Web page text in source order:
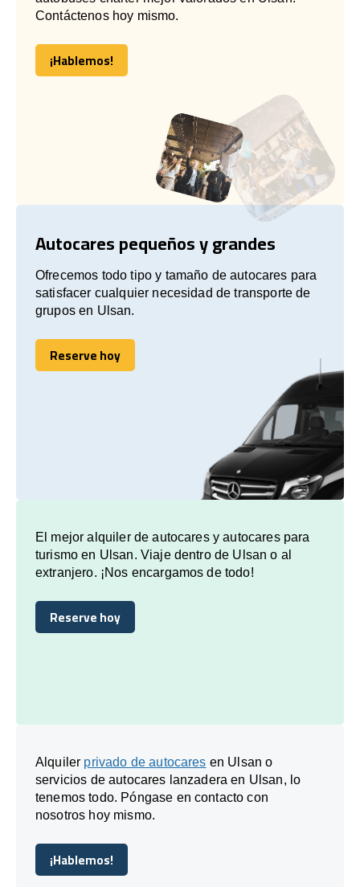
Contáctenos hoy mismo.
¡Hablemos!
¡Hablemos!
Autocares pequeños y grandes
Ofrecemos todo tipo y tamaño de autocares para
satisfacer cualquier necesidad de transporte de
grupos en Ulsan.
Reserve hoy
Reserve hoy
El mejor alquiler de autocares y autocares para
turismo en Ulsan. Viaje dentro de Ulsan o al
extranjero. ¡Nos encargamos de todo!
Reserve hoy
Reserve hoy
Alquiler privado de autocares en Ulsan o
servicios de autocares lanzadera en Ulsan, lo
tenemos todo. Póngase en contacto con
nosotros hoy mismo.
¡Hablemos!
¡Hablemos!